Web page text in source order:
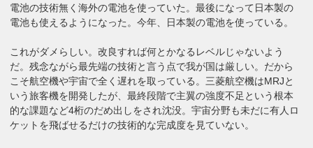
電池の技術無く海外の電池を使っていた。最後になって日本製の
電池も使えるようになった。今年、日本製の電池を使っている。
これがダメらしい。改良すれば何とかなるレベルじゃないよう
だ。残念ながら最先端の技術と言う点で我が国は厳しい。だから
こそ航空機や宇宙で全く遅れを取っている。三菱航空機はMRJと
いう旅客機を開発したが、最終段階で主翼の強度不足という根本
的な課題など4桁のだめ出しをされ沈没。宇宙分野も未だに有人ロ
ケットを飛ばせるだけの技術的な完成度を見ていない。